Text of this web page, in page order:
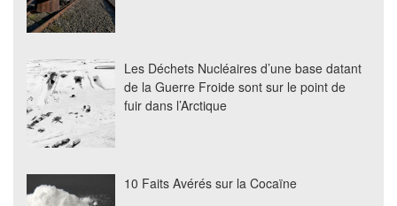
Les Déchets Nucléaires d’une base datant
de la Guerre Froide sont sur le point de
fuir dans l’Arctique
10 Faits Avérés sur la Cocaïne